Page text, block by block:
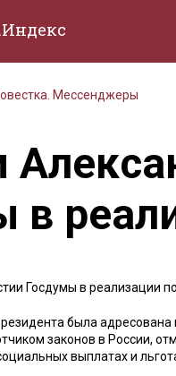
Мессенджеры
в
Госдумы в реализации
была адресована
законов в России,
выплатах и